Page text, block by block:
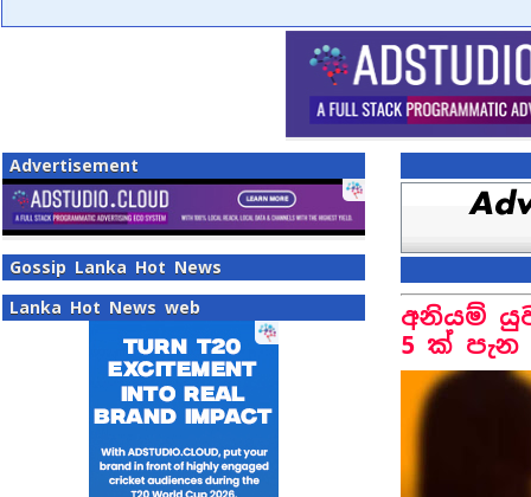
Advertisement
Gossip Lanka Hot News
Lanka Hot News web
අනියම්
5 ක් පැන